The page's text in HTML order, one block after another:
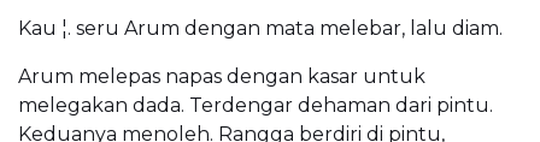
Kau ¦. seru Arum dengan mata melebar, lalu diam.
Arum melepas napas dengan kasar untuk
melegakan dada. Terdengar dehaman dari pintu.
Keduanya menoleh. Rangga berdiri di pintu,